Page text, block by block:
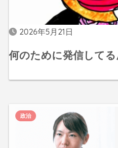
2026年5月21日
何のために発信してる
政治